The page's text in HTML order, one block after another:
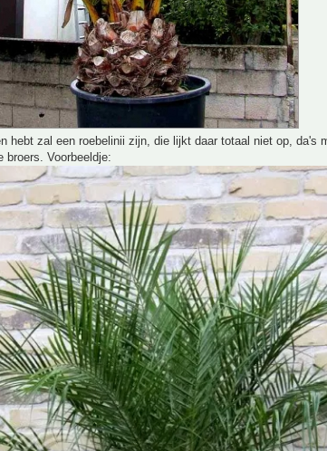
hebt zal een roebelinii zijn, die lijkt daar totaal niet op, da's
broers. Voorbeeldje: